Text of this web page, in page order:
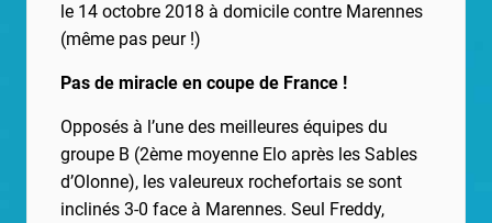
le 14 octobre 2018 à domicile contre Marennes
(même pas peur !)
Pas de miracle en coupe de France !
Opposés à l’une des meilleures équipes du
groupe B (2ème moyenne Elo après les Sables
d’Olonne), les valeureux rochefortais se sont
inclinés 3-0 face à Marennes. Seul Freddy,